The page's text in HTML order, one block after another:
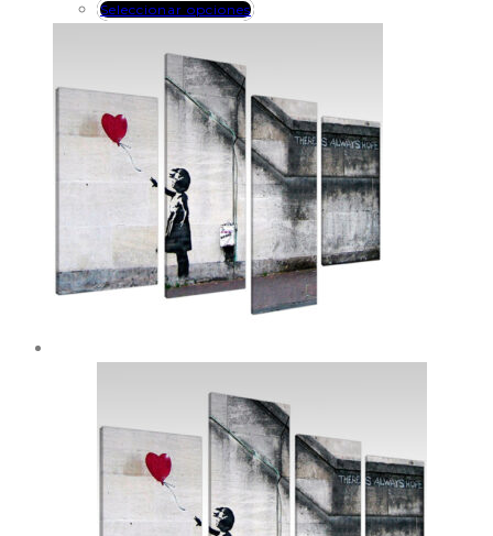
Seleccionar opciones